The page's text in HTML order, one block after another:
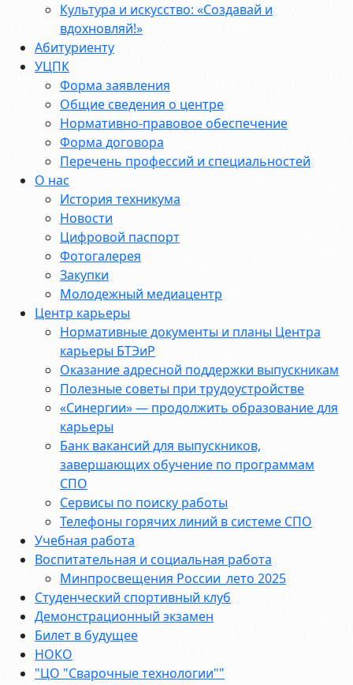
Культура и искусство: «Создавай и
вдохновляй!»
Абитуриенту
УЦПК
Форма заявления
Общие сведения о центре
Нормативно-правовое обеспечение
Форма договора
Перечень профессий и специальностей
О нас
История техникума
Новости
Цифровой паспорт
Фотогалерея
Закупки
Молодежный медиацентр
Центр карьеры
Нормативные документы и планы Центра
карьеры БТЭиР
Оказание адресной поддержки выпускникам
Полезные советы при трудоустройстве
«Синергии» — продолжить образование для
карьеры
Банк вакансий для выпускников,
завершающих обучение по программам
СПО
Сервисы по поиску работы
Телефоны горячих линий в системе СПО
Учебная работа
Воспитательная и социальная работа
Минпросвещения России_лето 2025
Студенческий спортивный клуб
Демонстрационный экзамен
Билет в будущее
НОКО
"ЦО "Сварочные технологии""